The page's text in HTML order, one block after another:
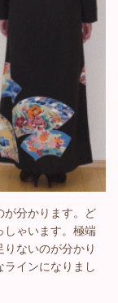
が分かります。ど
しゃいます。極端
ないのが分かり
ラインになりまし